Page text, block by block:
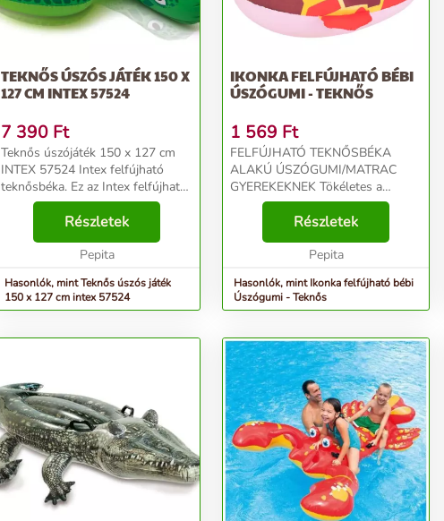
TEKNŐS ÚSZÓS JÁTÉK 150 X
127 CM INTEX 57524
7 390 Ft
Teknős úszójáték 150 x 127 cm
INTEX 57524 Intex felfújható
teknősbéka. Ez az Intex felfújható
játék megszeretteti gyermekeddel
a vízben való játékot! Formájával
egy barátságos teknősre hasonlít,
Részletek
Pepita
Hasonlók, mint Teknős úszós játék
150 x 127 cm intex 57524
IKONKA FELFÚJHATÓ BÉBI
ÚSZÓGUMI - TEKNŐS
1 569 Ft
FELFÚJHATÓ TEKNŐSBÉKA
ALAKÚ ÚSZÓGUMI/MATRAC
GYEREKEKNEK Tökéletes a
vízparton vagy a medencében való
pihenéshez. Segít hozzászokni a
vízhez. Gyermeke biztonságban
élvezheti a vízben való játékot. Az
Részletek
Pepita
Hasonlók, mint Ikonka felfújható bébi
Úszógumi - Teknős